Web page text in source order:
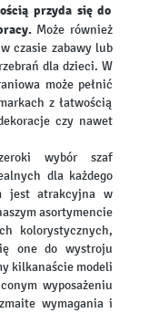
przyda się do
Może również
czasie zabawy lub
dla dzieci. W
może pełnić
z łatwością
czy nawet
wybór szaf
dla każdego
jest atrakcyjna w
asortymencie
kolorystycznych,
one do wystroju
kilkanaście modeli
wyposażeniu
wymagania i